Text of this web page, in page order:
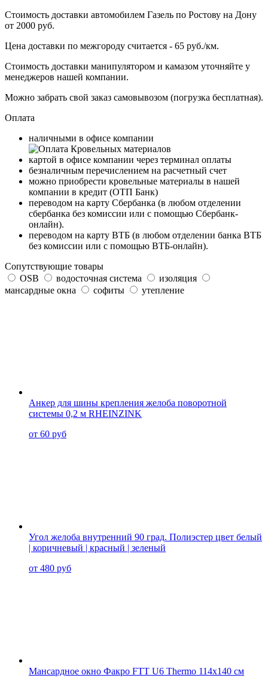
Стоимость доставки автомобилем Газель по Ростову на Дону
от 2000 руб.
Цена доставки по межгороду считается - 65 руб./км.
Стоимость доставки манипулятором и камазом уточняйте у
менеджеров нашей компании.
Можно забрать свой заказ самовывозом (погрузка бесплатная).
Оплата
наличными в офисе компании
картой в офисе компании через терминал оплаты
безналичным перечислением на расчетный счет
можно приобрести кровельные материалы в нашей
компании в кредит (ОТП Банк)
переводом на карту Сбербанка (в любом отделении
сбербанка без комиссии или с помощью Сбербанк-
онлайн).
переводом на карту ВТБ (в любом отделении банка ВТБ
без комиссии или с помощью ВТБ-онлайн).
Сопутствующие товары
OSB
водосточная система
изоляция
мансардные окна
софиты утепление
Анкер для шины крепления желоба поворотной
системы 0,2 м RHEINZINK
от 60 руб
Угол желоба внутренний 90 град. Полиэстер цвет белый
| коричневый | красный | зеленый
от 480 руб
Мансардное окно Факро FTT U6 Thermo 114x140 см